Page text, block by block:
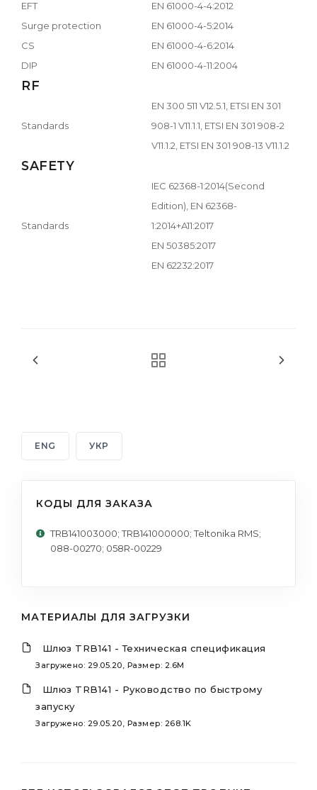
EFT
EN 61000-4-4:2012
Surge protection
EN 61000-4-5:2014
CS
EN 61000-4-6:2014
DIP
EN 61000-4-11:2004
RF
Standards
EN 300 511 V12.5.1, ETSI EN 301
908-1 V11.1.1, ETSI EN 301 908-2
V11.1.2, ETSI EN 301 908-13 V11.1.2
SAFETY
Standards
IEC 62368-1:2014(Second
Edition), EN 62368-
1:2014+A11:2017
EN 50385:2017
EN 62232:2017
ENG УКР
КОДЫ ДЛЯ ЗАКАЗА
TRB141003000; TRB141000000; Teltonika RMS;
088-00270; 058R-00229
МАТЕРИАЛЫ ДЛЯ ЗАГРУЗКИ
Шлюз TRB141 - Техническая спецификация
Загружено: 29.05.20, Размер: 2.6M
Шлюз TRB141 - Руководство по быстрому
запуску
Загружено: 29.05.20, Размер: 268.1K